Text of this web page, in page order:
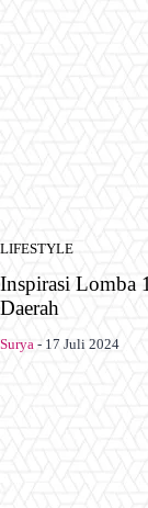
LIFESTYLE
Inspirasi Lomba
Daerah
Surya - 17 Juli 2024